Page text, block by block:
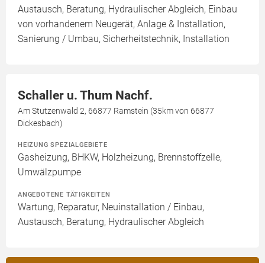
Austausch, Beratung, Hydraulischer Abgleich, Einbau
von vorhandenem Neugerät, Anlage & Installation,
Sanierung / Umbau, Sicherheitstechnik, Installation
Schaller u. Thum Nachf.
Am Stutzenwald 2, 66877 Ramstein (35km von 66877
Dickesbach)
HEIZUNG SPEZIALGEBIETE
Gasheizung, BHKW, Holzheizung, Brennstoffzelle,
Umwälzpumpe
ANGEBOTENE TÄTIGKEITEN
Wartung, Reparatur, Neuinstallation / Einbau,
Austausch, Beratung, Hydraulischer Abgleich